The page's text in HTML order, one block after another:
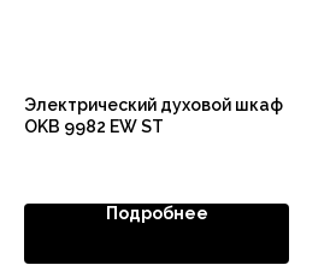
Электрический духовой шкаф
OKB 9982 EW ST
Подробнее